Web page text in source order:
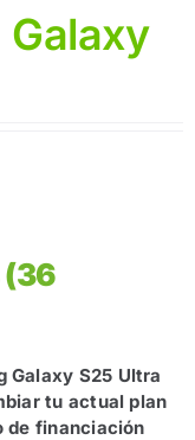
Galaxy
Galaxy S25 Ultra
tu actual plan
de financiación